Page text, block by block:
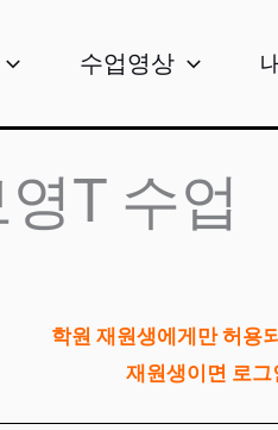
수업영상
T 수업
학원 재원생에게만 허용
재원생이면 로그